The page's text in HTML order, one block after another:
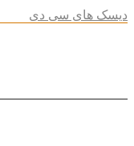
دیسک های سی دی